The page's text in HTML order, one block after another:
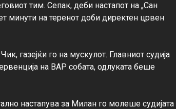
тим. Сепак, деби настапот на „Сан
минути на теренот доби директен црвен
газејќи го на мускулот. Главниот судија
на ВАР собата, одлуката беше
настапува за Милан го молеше судијата